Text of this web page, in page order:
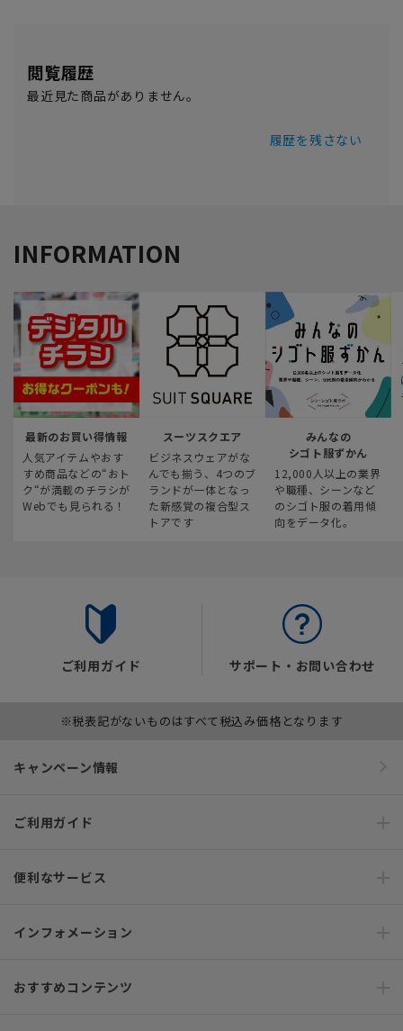
閲覧履歴
最近見た商品がありません。
履歴を残さない
INFORMATION
最新のお買い得情報
人気アイテムやおす
すめ商品などの“おト
ク“が満載のチラシが
Webでも見られる！
スーツスクエア
ビジネスウェアがな
んでも揃う、4つのブ
ランドが一体となっ
た新感覚の複合型ス
トアです
みんなの
シゴト服ずかん
12,000人以上の業界
や職種、シーンなど
のシゴト服の着用傾
向をデータ化。
ご利用ガイド サポート・お問い合わせ
※税表記がないものはすべて税込み価格となります
キャンペーン情報
ご利用ガイド
便利なサービス
インフォメーション
おすすめコンテンツ